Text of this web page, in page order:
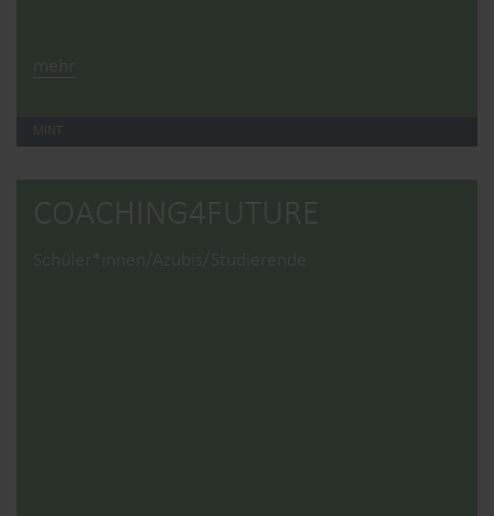
mehr
MINT
COACHING4­FUTURE
Schüler*innen/Azubis/Studierende